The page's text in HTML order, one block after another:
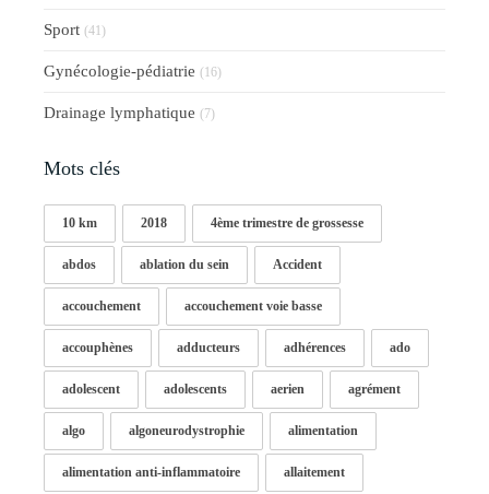
Sport (41)
Gynécologie-pédiatrie (16)
Drainage lymphatique (7)
Mots clés
10 km 2018 4ème trimestre de grossesse
abdos ablation du sein Accident
accouchement accouchement voie basse
accouphènes adducteurs adhérences ado
adolescent adolescents aerien agrément
algo algoneurodystrophie alimentation
alimentation anti-inflammatoire allaitement